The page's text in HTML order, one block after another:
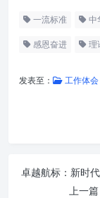
一流标准 中
感恩奋进 理
发表至： 工作体会
上一篇